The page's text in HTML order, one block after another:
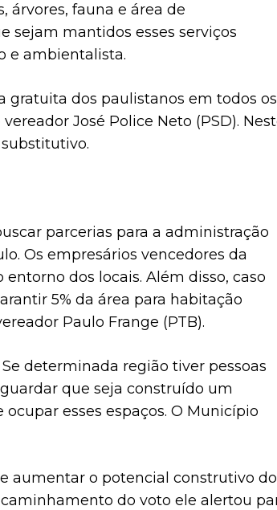
árvores, fauna e área de
sejam mantidos esses serviços
e ambientalista.
gratuita dos paulistanos em todos os
José Police Neto (PSD).
parcerias para a administração
Os empresários vencedores da
dos locais. Além disso, caso
5% da área para habitação
Paulo Frange (PTB).
determinada região tiver pessoas
que seja construído um
esses espaços. O Município
aumentar o potencial construtivo
do voto ele alertou